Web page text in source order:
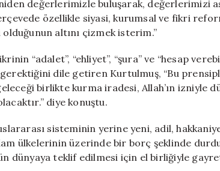
değerlerimizle buluşarak, değerlerimizi
özellikle siyasi, kurumsal ve fikri
altını çizmek isterim.”
“adalet”, “ehliyet”, “şura” ve “hesap
dile getiren Kurtulmuş, “Bu
birlikte kurma iradesi, Allah’ın izniyle
diye konuştu.
sisteminin yerine yeni, adil,
ülkelerinin üzerinde bir borç şeklinde
dünyaya teklif edilmesi için el birliğiyle